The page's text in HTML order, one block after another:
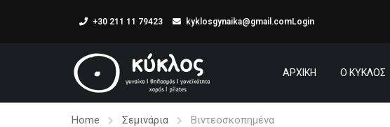
+30 211 11 79423 kyklosgynaika@gmail.comLogin
ΑΡΧΙΚΗ Ο ΚΥΚΛΟΣ
Home Σεμινάρια Βιντεοσκοπημένα